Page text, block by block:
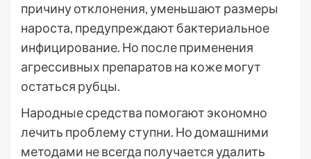
причину отклонения, уменьшают размеры
нароста, предупреждают бактериальное
инфицирование. Но после применения
агрессивных препаратов на коже могут
остаться рубцы.
Народные средства помогают экономно
лечить проблему ступни. Но домашними
методами не всегда получается удалить